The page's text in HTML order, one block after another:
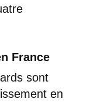
France
sont
en